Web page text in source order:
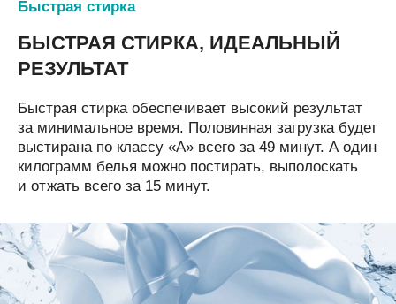
Быстрая стирка
БЫСТРАЯ СТИРКА, ИДЕАЛЬНЫЙ
РЕЗУЛЬТАТ
Быстрая стирка обеспечивает высокий результат
за минимальное время. Половинная загрузка будет
выстирана по классу «А» всего за 49 минут. А один
килограмм белья можно постирать, выполоскать
и отжать всего за 15 минут.